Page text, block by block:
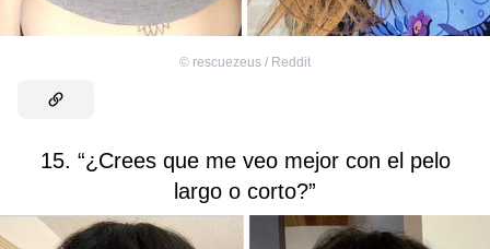
© rescuezeus / Reddit
15. “¿Crees que me veo mejor con el pelo
largo o corto?”